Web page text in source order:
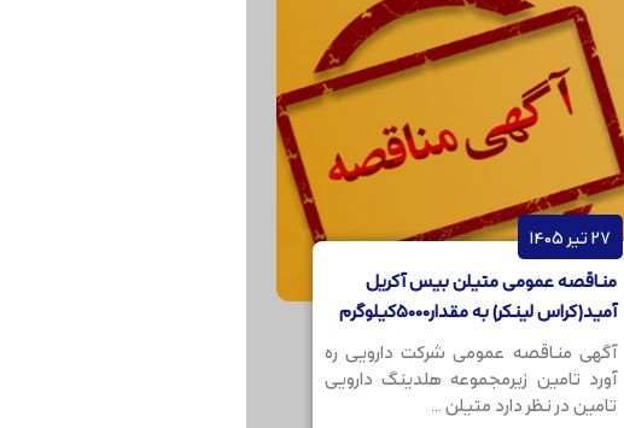
27 تیر 1405
مناقصه عمومی متیلن بیس آکریل
آمید(کراس لینکر) به مقدار5000کیلوگرم
آگهی مناقصه عمومی شرکت دارویی ره
آورد تامین زیرمجموعه هلدینگ دارویی
تامین در نظر دارد متیلن ...